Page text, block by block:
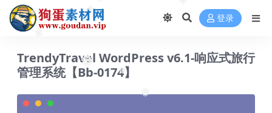
❅
❅
❅
❅
❅
登录
TrendyTravel WordPress v6.1-响应式旅行
管理系统【Bb-0174】